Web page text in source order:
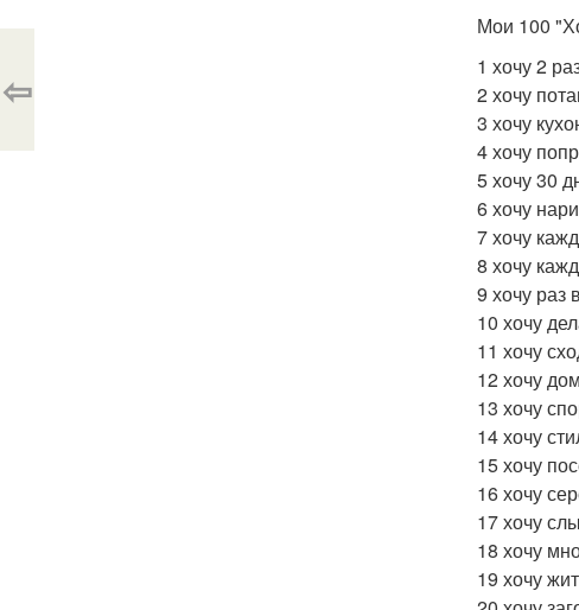
Мои 100
1 хочу 2
2 хочу
3 хочу
4 хочу
5 хочу 30
6 хочу
7 хочу
8 хочу
9 хочу раз
10 хочу
11 хочу
12 хочу
13 хочу
14 хочу
15 хочу
16 хочу
17 хочу
18 хочу
19 хочу
⇦